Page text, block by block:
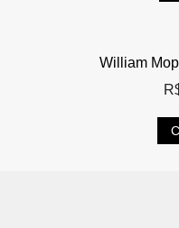
William